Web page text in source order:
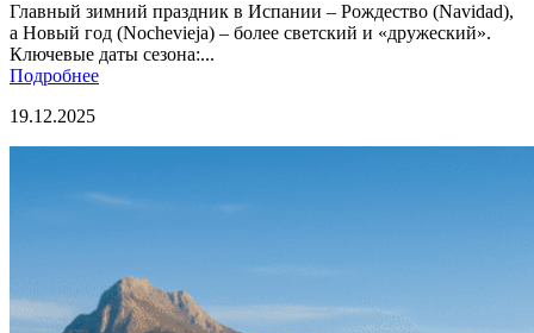
Главный зимний праздник в Испании – Рождество (Navidad),
а Новый год (Nochevieja) – более светский и «дружеский».
Ключевые даты сезона:...
Подробнее
19.12.2025